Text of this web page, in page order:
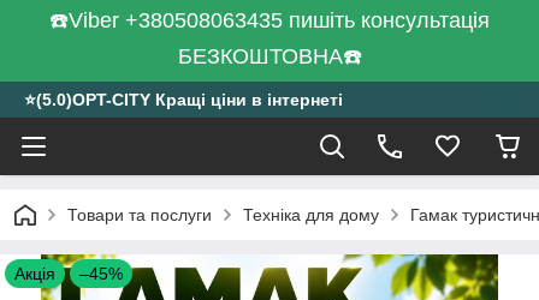
☎️Viber +380508063435 пишіть консультація
БЕЗКОШТОВНА☎️
⭐️(5.0)OPT-CITY Кращі ціни в інтернеті
Товари та послуги Техніка для дому Гамак
Акція –45%